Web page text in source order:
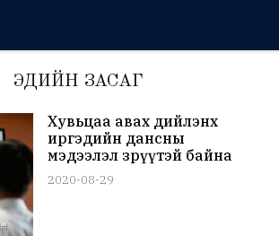
ЭДИЙН ЗАСАГ
Хувьцаа авах дийлэнх
иргэдийн дансны
мэдээлэл зөрүүтэй байна
2020-08-29